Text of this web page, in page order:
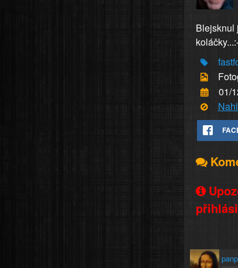
Blejsknul
01/